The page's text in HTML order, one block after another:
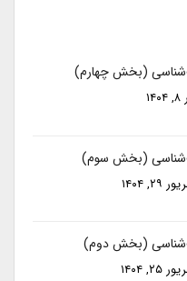
(بخش چهارم)
(بخش سوم)
(بخش دوم)